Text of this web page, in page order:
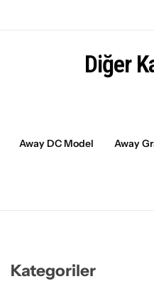
Diğer
Away DC Model Away
Kategoriler